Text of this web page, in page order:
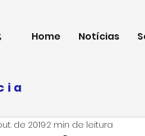
Home Notícias
de 20192 min de leitura